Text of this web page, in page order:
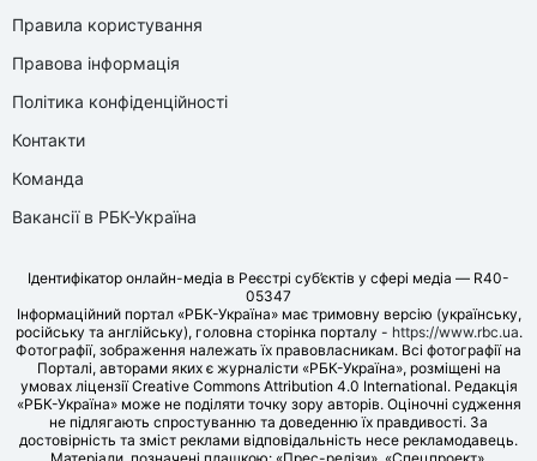
Правила користування
Правова інформація
Політика конфіденційності
Контакти
Команда
Вакансії в РБК-Україна
Ідентифікатор онлайн-медіа в Реєстрі суб’єктів у сфері медіа — R40-
05347
Інформаційний портал «РБК-Україна» має тримовну версію (українську,
російську та англійську), головна сторінка порталу - https://www.rbc.ua.
Фотографії, зображення належать їх правовласникам. Всі фотографії на
Порталі, авторами яких є журналісти «РБК-Україна», розміщені на
умовах ліцензії Creative Commons Attribution 4.0 International. Редакція
«РБК-Україна» може не поділяти точку зору авторів. Оціночні судження
не підлягають спростуванню та доведенню їх правдивості. За
достовірність та зміст реклами відповідальність несе рекламодавець.